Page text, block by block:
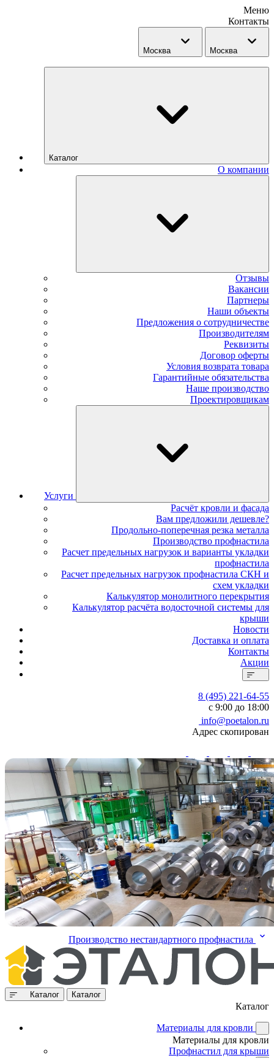
Меню
Контакты
Москва Москва
Каталог
О компании
Отзывы
Вакансии
Партнеры
Наши объекты
Предложения о сотрудничестве
Производителям
Реквизиты
Договор оферты
Условия возврата товара
Гарантийные обязательства
Наше производство
Проектировщикам
Услуги
Расчёт кровли и фасада
Вам предложили дешевле?
Продольно-поперечная резка металла
Производство профнастила
Расчет предельных нагрузок и варианты укладки
профнастила
Расчет предельных нагрузок профнастила СКН и
схем укладки
Калькулятор монолитного перекрытия
Калькулятор расчёта водосточной системы для
крыши
Новости
Доставка и оплата
Контакты
Акции
8 (495) 221-64-55
с 9:00 до 18:00
info@poetalon.ru
Адрес скопирован
Производство нестандартного профнастила
Каталог Каталог
Каталог
Материалы для кровли
Материалы для кровли
Профнастил для крыши